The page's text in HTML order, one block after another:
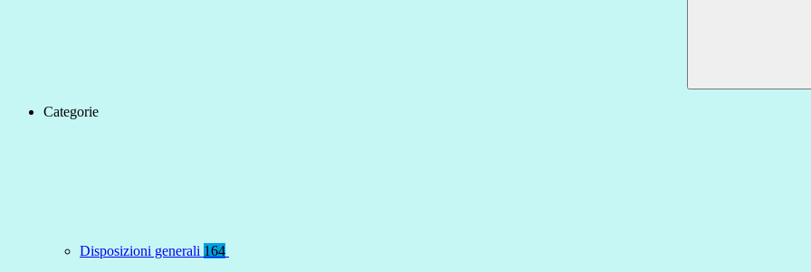
Categorie
Disposizioni generali 164